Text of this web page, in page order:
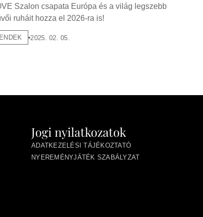
Szalon csapata Európa és a világ legszebb
ruháit hozza el 2026-ra is!
2025. 02. 05.
Jogi nyilatkozatok
ADATKEZELÉSI TÁJÉKOZTATÓ
NYEREMÉNYJÁTÉK SZABÁLYZAT